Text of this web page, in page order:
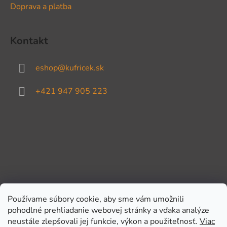
Používame súbory cookie, aby sme vám umožnili
pohodlné prehliadanie webovej stránky a vďaka analýze
neustále zlepšovali jej funkcie, výkon a použiteľnosť. Viac
Doprava a platba
Kontakt
eshop@kufricek.sk
+421 947 905 223
Prijímame online platby